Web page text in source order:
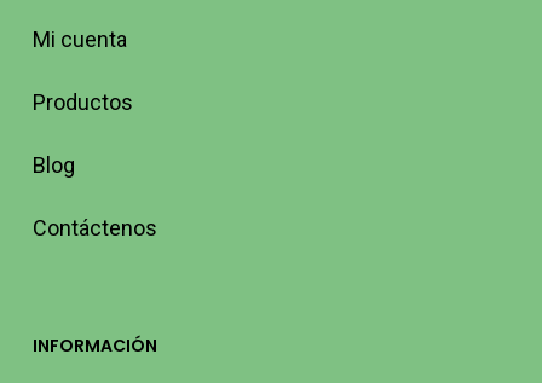
Mi cuenta
Productos
Blog
Contáctenos
INFORMACIÓN